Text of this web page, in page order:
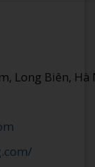
Long Biên, Hà